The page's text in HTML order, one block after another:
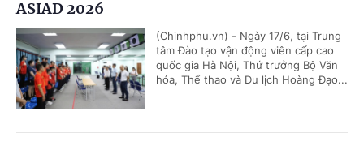
ASIAD 2026
(Chinhphu.vn) - Ngày 17/6, tại Trung
tâm Đào tạo vận động viên cấp cao
quốc gia Hà Nội, Thứ trưởng Bộ Văn
hóa, Thể thao và Du lịch Hoàng Đạo...